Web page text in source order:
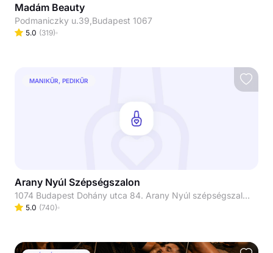
Madám Beauty
Podmaniczky u.39,Budapest 1067
5.0 (319)
MANIKŰR, PEDIKŰR
Arany Nyúl Szépségszalon
1074 Budapest Dohány utca 84. Arany Nyúl szépségszalon
5.0 (740)